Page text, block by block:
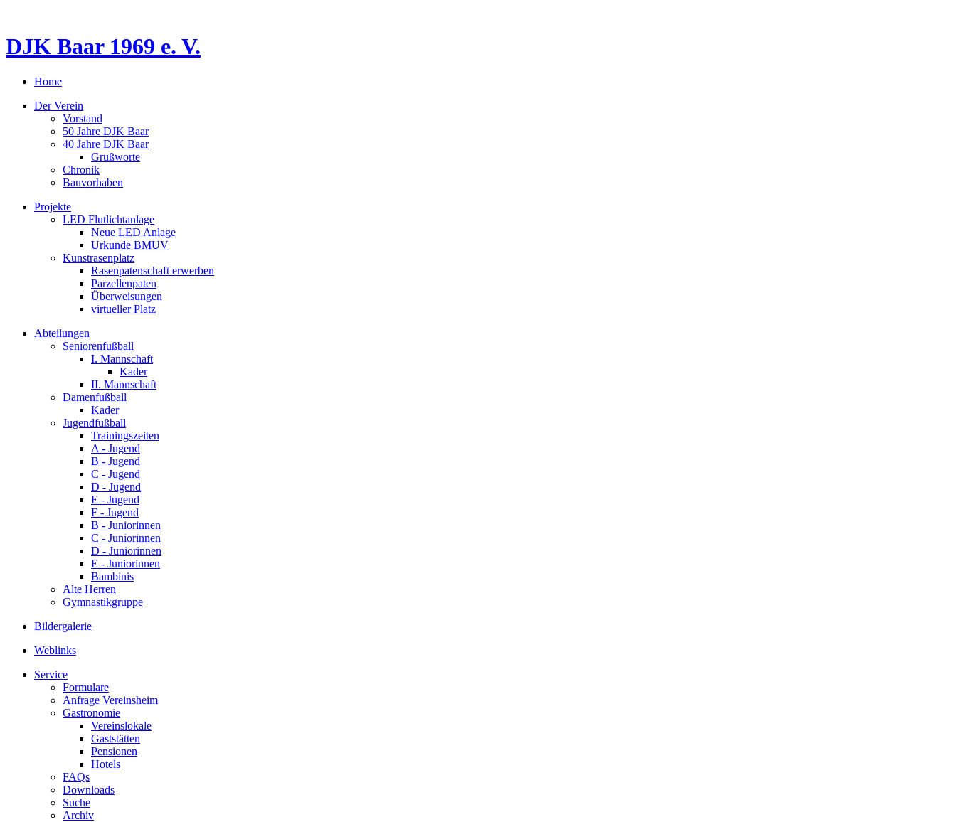
DJK Baar 1969 e. V.
Home
Der Verein
Vorstand
50 Jahre DJK Baar
40 Jahre DJK Baar
Grußworte
Chronik
Bauvorhaben
Projekte
LED Flutlichtanlage
Neue LED Anlage
Urkunde BMUV
Kunstrasenplatz
Rasenpatenschaft erwerben
Parzellenpaten
Überweisungen
virtueller Platz
Abteilungen
Seniorenfußball
I. Mannschaft
Kader
II. Mannschaft
Damenfußball
Kader
Jugendfußball
Trainingszeiten
A - Jugend
B - Jugend
C - Jugend
D - Jugend
E - Jugend
F - Jugend
B - Juniorinnen
C - Juniorinnen
D - Juniorinnen
E - Juniorinnen
Bambinis
Alte Herren
Gymnastikgruppe
Bildergalerie
Weblinks
Service
Formulare
Anfrage Vereinsheim
Gastronomie
Vereinslokale
Gaststätten
Pensionen
Hotels
FAQs
Downloads
Suche
Archiv